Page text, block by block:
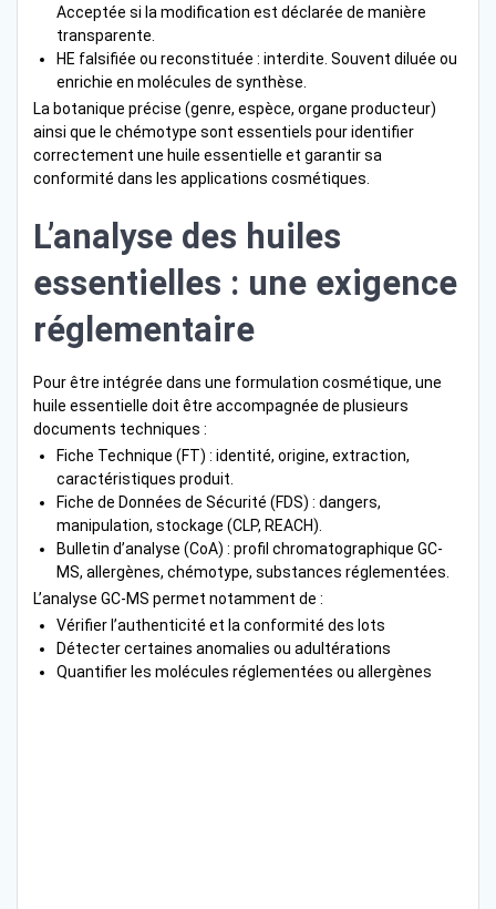
Acceptée si la modification est déclarée de manière
transparente.
HE falsifiée ou reconstituée : interdite. Souvent diluée ou
enrichie en molécules de synthèse.
La botanique précise (genre, espèce, organe producteur)
ainsi que le chémotype sont essentiels pour identifier
correctement une huile essentielle et garantir sa
conformité dans les applications cosmétiques.
L’analyse des huiles
essentielles : une exigence
réglementaire
Pour être intégrée dans une formulation cosmétique, une
huile essentielle doit être accompagnée de plusieurs
documents techniques :
Fiche Technique (FT) : identité, origine, extraction,
caractéristiques produit.
Fiche de Données de Sécurité (FDS) : dangers,
manipulation, stockage (CLP, REACH).
Bulletin d’analyse (CoA) : profil chromatographique GC-
MS, allergènes, chémotype, substances réglementées.
L’analyse GC-MS permet notamment de :
Vérifier l’authenticité et la conformité des lots
Détecter certaines anomalies ou adultérations
Quantifier les molécules réglementées ou allergènes